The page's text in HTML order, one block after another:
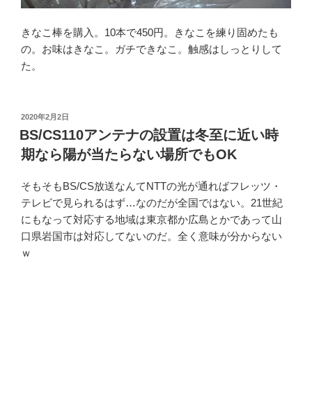
きなこ棒を購入。10本で450円。きなこを練り固めたも
の。お味はきなこ。ガチできなこ。触感はしっとりして
た。
投
稿
日:
2020年2月2日
BS/CS110アンテナの設置は冬至に近い時
期なら陽が当たらない場所でもOK
そもそもBS/CS放送なんてNTTの光が通ればフレッツ・
テレビで見られるはず…なのだが全国ではない。21世紀
にもなって対応する地域は東京都か広島とかであって山
口県岩国市は対応してないのだ。全く意味が分からない
ｗ